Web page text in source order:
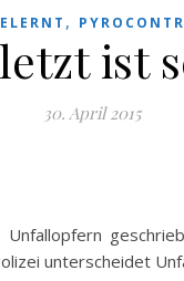
,
ist
30. April 2015
unterscheidet